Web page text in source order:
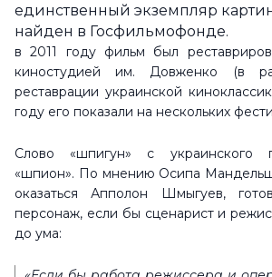
единственный экземпляр
найден в Госфильмофонде.
в 2011 году фильм был
киностудией им. Довженко (в
реставрации украинской
году его показали на нескольких
Слово «шпигун» с украинского
«шпион». По мнению Осипа
оказаться Апполон Шмыгуев,
персонаж, если бы сценарист и
до ума: